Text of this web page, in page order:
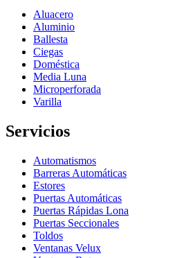
Aluacero
Aluminio
Ballesta
Ciegas
Doméstica
Media Luna
Microperforada
Varilla
Servicios
Automatismos
Barreras Automáticas
Estores
Puertas Automáticas
Puertas Rápidas Lona
Puertas Seccionales
Toldos
Ventanas Velux